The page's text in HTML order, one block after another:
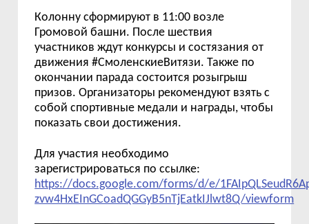
Колонну сформируют в 11:00 возле
Громовой башни. После шествия
участников ждут конкурсы и состязания от
движения #СмоленскиеВитязи. Также по
окончании парада состоится розыгрыш
призов. Организаторы рекомендуют взять с
собой спортивные медали и награды, чтобы
показать свои достижения.
Для участия необходимо
зарегистрироваться по ссылке:
https://docs.google.com/forms/d/e/
zvw4HxEInGCoadQGGyB5nTjEatkIJlwt8Q/viewform